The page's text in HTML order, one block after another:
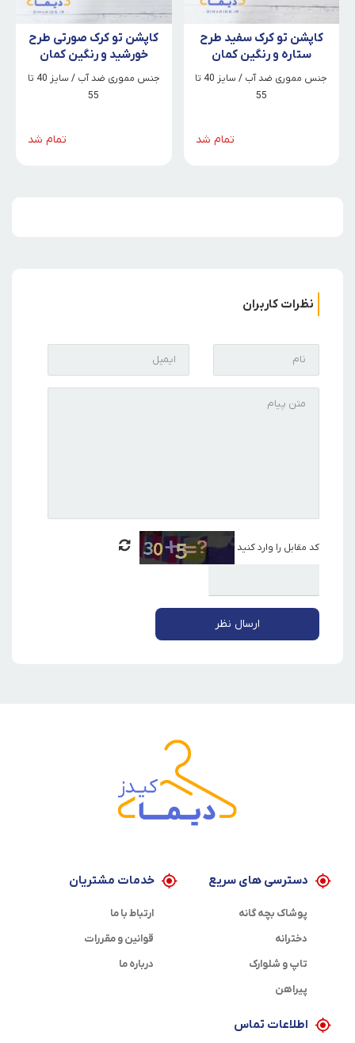
کاپشن تو کرک سفید طرح
ستاره و رنگین کمان
جنس مموری ضد آب / سایز 40 تا
55
تمام شد
کاپشن تو کرک صورتی طرح
خورشید و رنگین کمان
جنس مموری ضد آب / سایز 40 تا
55
تمام شد
نظرات کاربران
کد مقابل را وارد کنید
ارسال نظر
دسترسی های سریع
پوشاک بچه گانه
دخترانه
تاپ و شلوارک
پیراهن
خدمات مشتریان
ارتباط با ما
قوانین و مقررات
درباره ما
اطلاعات تماس